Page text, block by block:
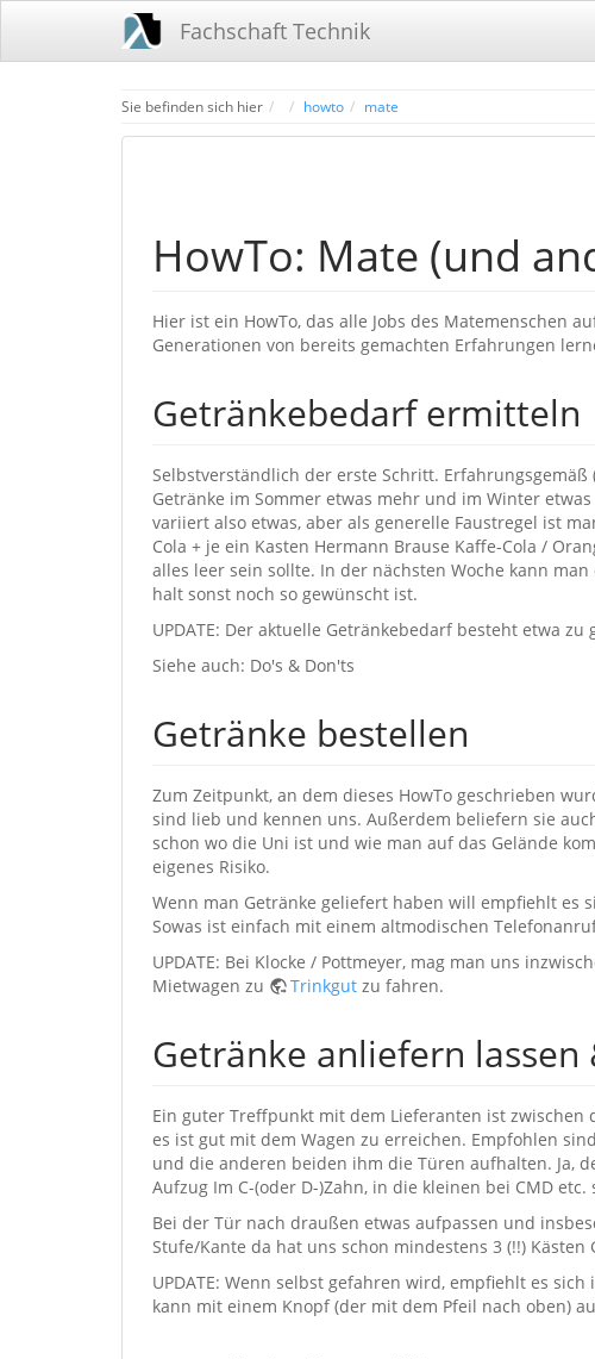
Fachschaft Technik
Sie befinden sich hier Homehowto mate
HowTo: Mate (und
Hier ist ein HowTo, das alle Jobs des Matemenschen
Generationen von bereits gemachten Erfahrungen
Getränkebedarf ermitteln
Selbstverständlich der erste Schritt.
Getränke im Sommer etwas mehr und im Winter
variiert also etwas, aber als generelle Faustregel ist
Cola + je ein Kasten Hermann Brause Kaffe-Cola /
alles leer sein sollte. In der nächsten Woche kann
halt sonst noch so gewünscht ist.
UPDATE: Der aktuelle Getränkebedarf besteht etwa
Siehe auch: Do's & Don'ts
Getränke bestellen
Zum Zeitpunkt, an dem dieses HowTo geschrieben
sind lieb und kennen uns. Außerdem beliefern sie
schon wo die Uni ist und wie man auf das Gelände
eigenes Risiko.
Wenn man Getränke geliefert haben will empfiehlt es
Sowas ist einfach mit einem altmodischen
UPDATE: Bei Klocke / Pottmeyer, mag man uns
Mietwagen zu
Trinkgut zu fahren.
Getränke anliefern lassen
Ein guter Treffpunkt mit dem Lieferanten ist
es ist gut mit dem Wagen zu erreichen. Empfohlen
und die anderen beiden ihm die Türen aufhalten. Ja,
Aufzug Im C-(oder D-)Zahn, in die kleinen bei CMD
Bei der Tür nach draußen etwas aufpassen und
Stufe/Kante da hat uns schon mindestens 3 (!!) Kästen
UPDATE: Wenn selbst gefahren wird, empfiehlt es
kann mit einem Knopf (der mit dem Pfeil nach oben)